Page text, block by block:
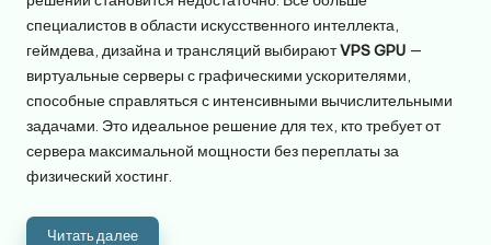
специалистов в области искусственного интеллекта,
геймдева, дизайна и трансляций выбираютVPS GPU —
виртуальные серверы с графическими ускорителями,
способные справляться с интенсивными вычислительными
задачами. Это идеальное решение для тех, кто требует от
сервера максимальной мощности без переплаты за
физический хостинг.
Читать далее